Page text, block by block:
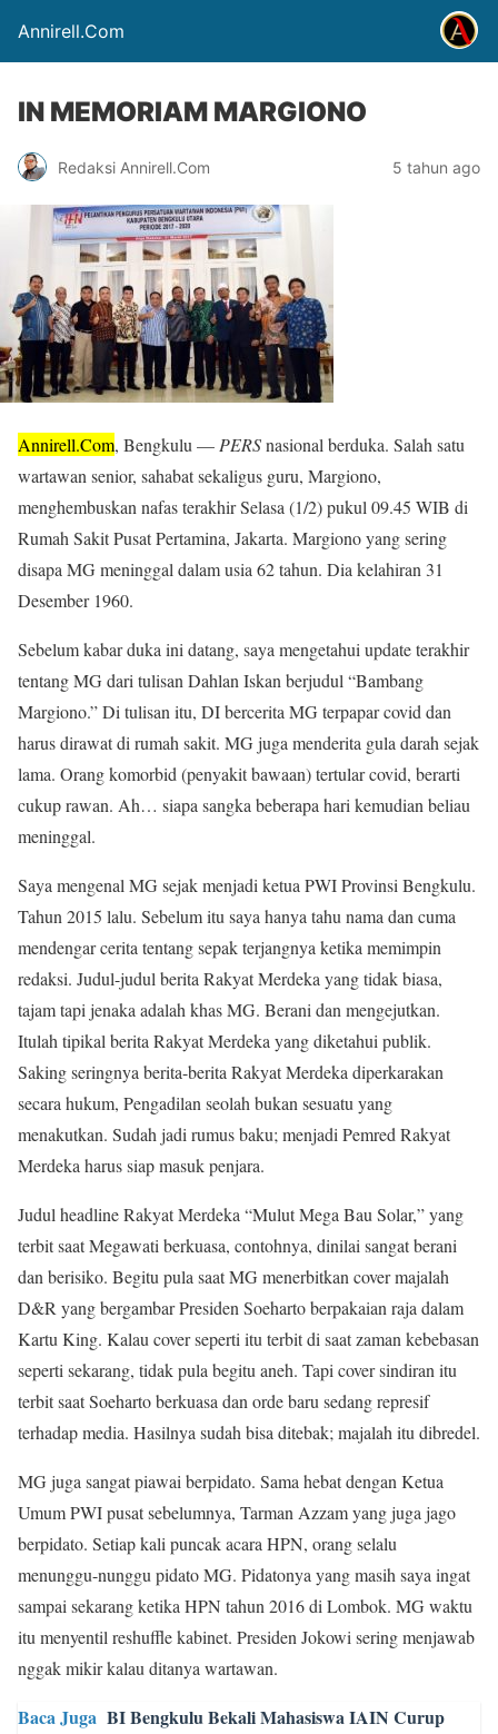
Annirell.Com
IN MEMORIAM MARGIONO
Redaksi Annirell.Com 5 tahun ago
Annirell.Com, Bengkulu — PERSnasional berduka. Salah satu
wartawan senior, sahabat sekaligus guru, Margiono,
menghembuskan nafas terakhir Selasa (1/2) pukul 09.45 WIB di
Rumah Sakit Pusat Pertamina, Jakarta. Margiono yang sering
disapa MG meninggal dalam usia 62 tahun. Dia kelahiran 31
Desember 1960.
Sebelum kabar duka ini datang, saya mengetahui update terakhir
tentang MG dari tulisan Dahlan Iskan berjudul “Bambang
Margiono.” Di tulisan itu, DI bercerita MG terpapar covid dan
harus dirawat di rumah sakit. MG juga menderita gula darah sejak
lama. Orang komorbid (penyakit bawaan) tertular covid, berarti
cukup rawan. Ah… siapa sangka beberapa hari kemudian beliau
meninggal.
Saya mengenal MG sejak menjadi ketua PWI Provinsi Bengkulu.
Tahun 2015 lalu. Sebelum itu saya hanya tahu nama dan cuma
mendengar cerita tentang sepak terjangnya ketika memimpin
redaksi. Judul-judul berita Rakyat Merdeka yang tidak biasa,
tajam tapi jenaka adalah khas MG. Berani dan mengejutkan.
Itulah tipikal berita Rakyat Merdeka yang diketahui publik.
Saking seringnya berita-berita Rakyat Merdeka diperkarakan
secara hukum, Pengadilan seolah bukan sesuatu yang
menakutkan. Sudah jadi rumus baku; menjadi Pemred Rakyat
Merdeka harus siap masuk penjara.
Judul headline Rakyat Merdeka “Mulut Mega Bau Solar,” yang
terbit saat Megawati berkuasa, contohnya, dinilai sangat berani
dan berisiko. Begitu pula saat MG menerbitkan cover majalah
D&R yang bergambar Presiden Soeharto berpakaian raja dalam
Kartu King. Kalau cover seperti itu terbit di saat zaman kebebasan
seperti sekarang, tidak pula begitu aneh. Tapi cover sindiran itu
terbit saat Soeharto berkuasa dan orde baru sedang represif
terhadap media. Hasilnya sudah bisa ditebak; majalah itu dibredel.
MG juga sangat piawai berpidato. Sama hebat dengan Ketua
Umum PWI pusat sebelumnya, Tarman Azzam yang juga jago
berpidato. Setiap kali puncak acara HPN, orang selalu
menunggu-nunggu pidato MG. Pidatonya yang masih saya ingat
sampai sekarang ketika HPN tahun 2016 di Lombok. MG waktu
itu menyentil reshuffle kabinet. Presiden Jokowi sering menjawab
nggak mikir kalau ditanya wartawan.
Baca Juga BI Bengkulu Bekali Mahasiswa IAIN Curup